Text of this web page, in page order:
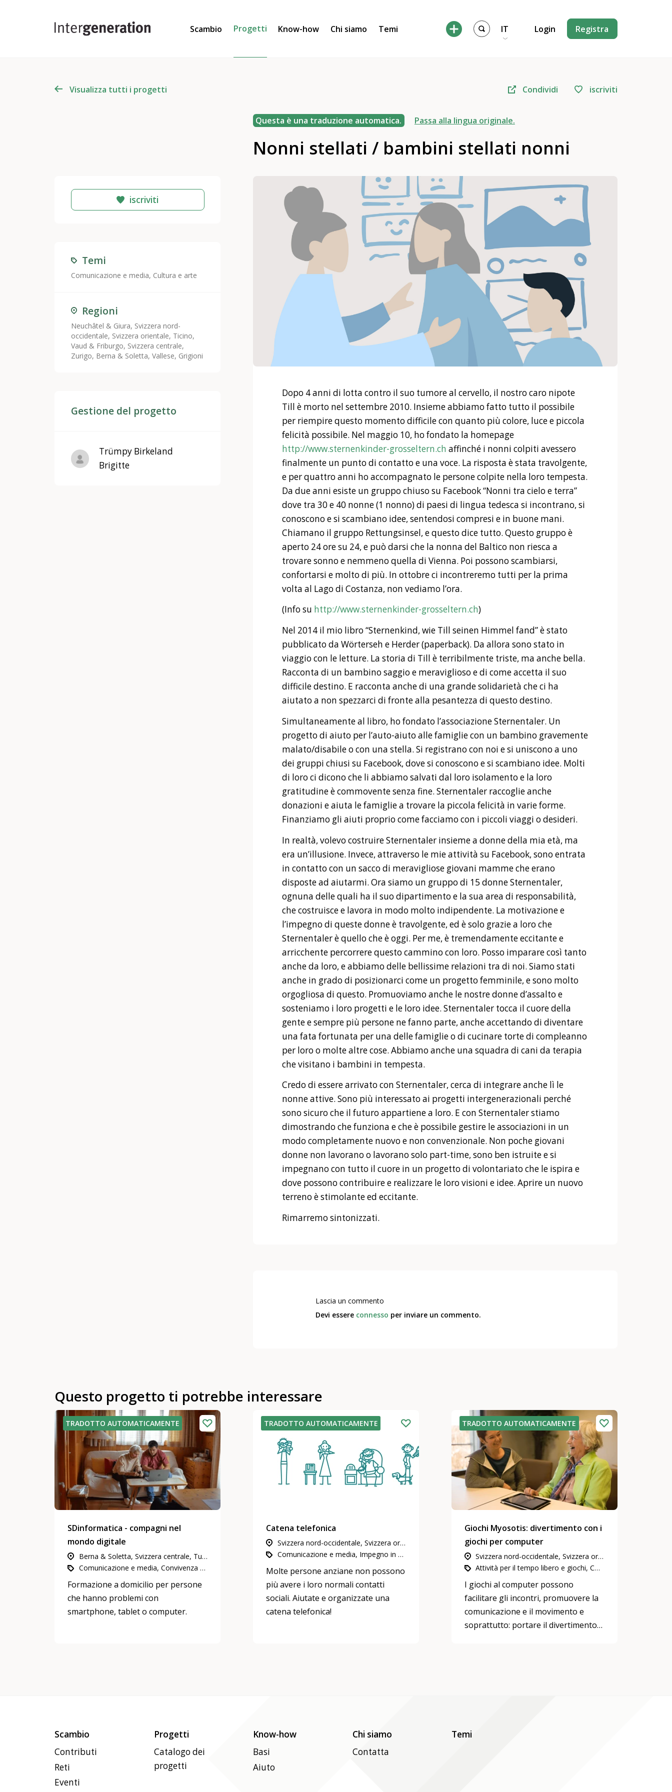
Scambio Progetti Know-how Chi siamo Temi IT Login Registra
Visualizza tutti i progetti Condividi iscriviti
Questa è una traduzione automatica. Passa alla lingua originale.
Nonni stellati / bambini stellati nonni
iscriviti
Temi
Comunicazione e media, Cultura e arte
Regioni
Neuchâtel & Giura, Svizzera nord-
occidentale, Svizzera orientale, Ticino,
Vaud & Friburgo, Svizzera centrale,
Zurigo, Berna & Soletta, Vallese, Grigioni
Gestione del progetto
Trümpy Birkeland
Brigitte
Dopo 4 anni di lotta contro il suo tumore al cervello, il nostro caro nipote
Till è morto nel settembre 2010. Insieme abbiamo fatto tutto il possibile
per riempire questo momento difficile con quanto più colore, luce e piccola
felicità possibile. Nel maggio 10, ho fondato la homepage
http://www.sternenkinder-grosseltern.ch affinché i nonni colpiti avessero
finalmente un punto di contatto e una voce. La risposta è stata travolgente,
e per quattro anni ho accompagnato le persone colpite nella loro tempesta.
Da due anni esiste un gruppo chiuso su Facebook “Nonni tra cielo e terra”
dove tra 30 e 40 nonne (1 nonno) di paesi di lingua tedesca si incontrano, si
conoscono e si scambiano idee, sentendosi compresi e in buone mani.
Chiamano il gruppo Rettungsinsel, e questo dice tutto. Questo gruppo è
aperto 24 ore su 24, e può darsi che la nonna del Baltico non riesca a
trovare sonno e nemmeno quella di Vienna. Poi possono scambiarsi,
confortarsi e molto di più. In ottobre ci incontreremo tutti per la prima
volta al Lago di Costanza, non vediamo l’ora.
(Info su http://www.sternenkinder-grosseltern.ch)
Nel 2014 il mio libro “Sternenkind, wie Till seinen Himmel fand” è stato
pubblicato da Wörterseh e Herder (paperback). Da allora sono stato in
viaggio con le letture. La storia di Till è terribilmente triste, ma anche bella.
Racconta di un bambino saggio e meraviglioso e di come accetta il suo
difficile destino. E racconta anche di una grande solidarietà che ci ha
aiutato a non spezzarci di fronte alla pesantezza di questo destino.
Simultaneamente al libro, ho fondato l’associazione Sternentaler. Un
progetto di aiuto per l’auto-aiuto alle famiglie con un bambino gravemente
malato/disabile o con una stella. Si registrano con noi e si uniscono a uno
dei gruppi chiusi su Facebook, dove si conoscono e si scambiano idee. Molti
di loro ci dicono che li abbiamo salvati dal loro isolamento e la loro
gratitudine è commovente senza fine. Sternentaler raccoglie anche
donazioni e aiuta le famiglie a trovare la piccola felicità in varie forme.
Finanziamo gli aiuti proprio come facciamo con i piccoli viaggi o desideri.
In realtà, volevo costruire Sternentaler insieme a donne della mia età, ma
era un’illusione. Invece, attraverso le mie attività su Facebook, sono entrata
in contatto con un sacco di meravigliose giovani mamme che erano
disposte ad aiutarmi. Ora siamo un gruppo di 15 donne Sternentaler,
ognuna delle quali ha il suo dipartimento e la sua area di responsabilità,
che costruisce e lavora in modo molto indipendente. La motivazione e
l’impegno di queste donne è travolgente, ed è solo grazie a loro che
Sternentaler è quello che è oggi. Per me, è tremendamente eccitante e
arricchente percorrere questo cammino con loro. Posso imparare così tanto
anche da loro, e abbiamo delle bellissime relazioni tra di noi. Siamo stati
anche in grado di posizionarci come un progetto femminile, e sono molto
orgogliosa di questo. Promuoviamo anche le nostre donne d’assalto e
sosteniamo i loro progetti e le loro idee. Sternentaler tocca il cuore della
gente e sempre più persone ne fanno parte, anche accettando di diventare
una fata fortunata per una delle famiglie o di cucinare torte di compleanno
per loro o molte altre cose. Abbiamo anche una squadra di cani da terapia
che visitano i bambini in tempesta.
Credo di essere arrivato con Sternentaler, cerca di integrare anche lì le
nonne attive. Sono più interessato ai progetti intergenerazionali perché
sono sicuro che il futuro appartiene a loro. E con Sternentaler stiamo
dimostrando che funziona e che è possibile gestire le associazioni in un
modo completamente nuovo e non convenzionale. Non poche giovani
donne non lavorano o lavorano solo part-time, sono ben istruite e si
impegnano con tutto il cuore in un progetto di volontariato che le ispira e
dove possono contribuire e realizzare le loro visioni e idee. Aprire un nuovo
terreno è stimolante ed eccitante.
Rimarremo sintonizzati.
Lascia un commento
Devi essere connesso per inviare un commento.
Questo progetto ti potrebbe interessare
TRADOTTO AUTOMATICAMENTE
SDinformatica - compagni nel
mondo digitale
Berna & Soletta, Svizzera centrale, Tutta la Svizzera, Zurigo, Ginevra, Vallese, Grigioni, Neuchâtel & Giura, Svizzera nord-occidentale, Svizzera orientale, Ticino, Estero, Vaud & Friburgo
Comunicazione e media, Convivenza sociale, rapporti di vicinato e di quartiere, Impegno in attività di utilità pubblica
Formazione a domicilio per persone
che hanno problemi con
smartphone, tablet o computer.
TRADOTTO AUTOMATICAMENTE
Catena telefonica
Svizzera nord-occidentale, Svizzera orientale, Vaud & Friburgo, Svizzera centrale, Zurigo, Berna & Soletta, Vallese, Grigioni, Neuchâtel & Giura
Comunicazione e media, Impegno in attività di utilità pubblica, Coronavirus
Molte persone anziane non possono
più avere i loro normali contatti
sociali. Aiutate e organizzate una
catena telefonica!
TRADOTTO AUTOMATICAMENTE
Giochi Myosotis: divertimento con i
giochi per computer
Svizzera nord-occidentale, Svizzera orientale, Vaud & Friburgo, Svizzera centrale, Zurigo, Berna & Soletta, Vallese, Grigioni, Neuchâtel & Giura
Attività per il tempo libero e giochi, Comunicazione e media, Partecipazione, integrazione e inclusione
I giochi al computer possono
facilitare gli incontri, promuovere la
comunicazione e il movimento e
soprattutto: portare il divertimento
Scambio
Contributi
Reti
Eventi
Progetti
Catalogo dei
progetti
Know-how
Basi
Aiuto
Chi siamo
Contatta
Temi